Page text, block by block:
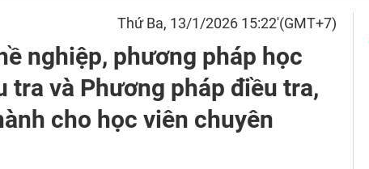
Thứ Ba, 13/1/2026 15:22'(GMT+7)
nghiệp, phương pháp học
và Phương pháp điều tra,
cho học viên chuyên